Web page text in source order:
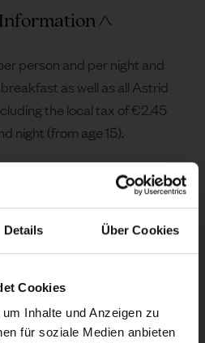
Details Über Cookies
Cookies
Inhalte und Anzeigen zu
für soziale Medien anbieten
person and per night and
as well as all Astrid
the local tax of €2.45
night (from age 15).
Departure